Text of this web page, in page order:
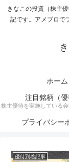
きなこの投資（株主
記です。アメブロ
ホーム
注目銘柄（優
株主優待を実施している
プライバシー
優待到着記事